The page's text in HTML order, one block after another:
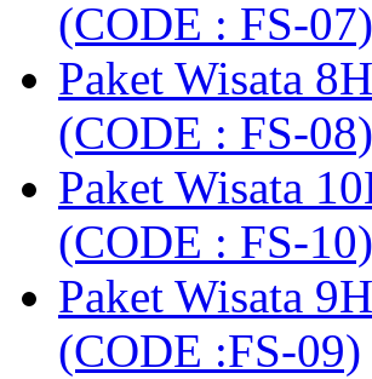
(CODE : FS-07)
Paket Wisata
(CODE : FS-08)
Paket Wisata
(CODE : FS-10)
Paket Wisata
(CODE :FS-09)